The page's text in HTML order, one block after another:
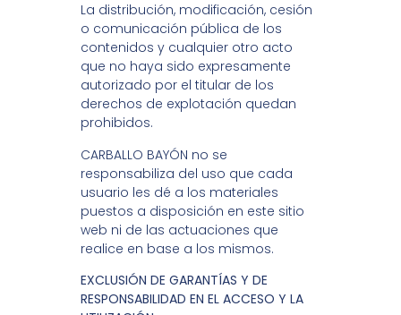
La distribución, modificación, cesión
o comunicación pública de los
contenidos y cualquier otro acto
que no haya sido expresamente
autorizado por el titular de los
derechos de explotación quedan
prohibidos.
CARBALLO BAYÓN no se
responsabiliza del uso que cada
usuario les dé a los materiales
puestos a disposición en este sitio
web ni de las actuaciones que
realice en base a los mismos.
EXCLUSIÓN DE GARANTÍAS Y DE
RESPONSABILIDAD EN EL ACCESO Y LA